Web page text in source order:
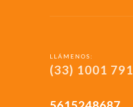
LLÁMENOS:
(33) 1001